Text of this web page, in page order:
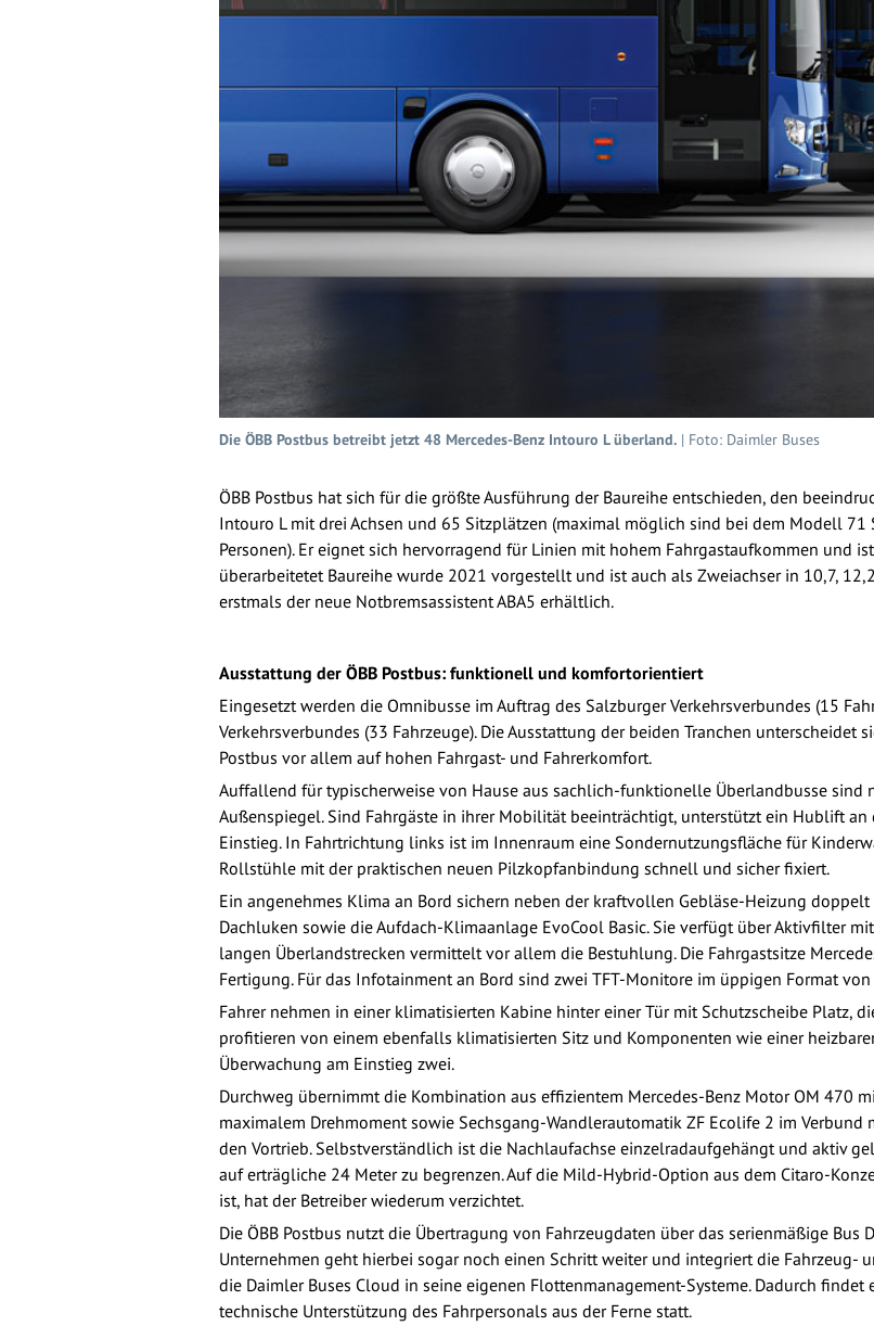
Die ÖBB Postbus betreibt jetzt 48 Mercedes-Benz Intouro L überland. | Foto: Daimler Buses
ÖBB Postbus hat sich für die größte Ausführung der Baureihe entschieden, den
Intouro L mit drei Achsen und 65 Sitzplätzen (maximal möglich sind bei dem Modell
Personen). Er eignet sich hervorragend für Linien mit hohem Fahrgastaufkommen und
überarbeitetet Baureihe wurde 2021 vorgestellt und ist auch als Zweiachser in 10,7,
erstmals der neue Notbremsassistent ABA5 erhältlich.
Ausstattung der ÖBB Postbus: funktionell und komfortorientiert
Eingesetzt werden die Omnibusse im Auftrag des Salzburger Verkehrsverbundes (15
Verkehrsverbundes (33 Fahrzeuge). Die Ausstattung der beiden Tranchen unterscheidet
Postbus vor allem auf hohen Fahrgast- und Fahrerkomfort.
Auffallend für typischerweise von Hause aus sachlich-funktionelle Überlandbusse sind
Außenspiegel. Sind Fahrgäste in ihrer Mobilität beeinträchtigt, unterstützt ein Hublift
Einstieg. In Fahrtrichtung links ist im Innenraum eine Sondernutzungsfläche für
Rollstühle mit der praktischen neuen Pilzkopfanbindung schnell und sicher fixiert.
Ein angenehmes Klima an Bord sichern neben der kraftvollen Gebläse-Heizung
Dachluken sowie die Aufdach-Klimaanlage EvoCool Basic. Sie verfügt über Aktivfilter
langen Überlandstrecken vermittelt vor allem die Bestuhlung. Die Fahrgastsitze
Fertigung. Für das Infotainment an Bord sind zwei TFT-Monitore im üppigen Format
Fahrer nehmen in einer klimatisierten Kabine hinter einer Tür mit Schutzscheibe Platz,
profitieren von einem ebenfalls klimatisierten Sitz und Komponenten wie einer
Überwachung am Einstieg zwei.
Durchweg übernimmt die Kombination aus effizientem Mercedes-Benz Motor OM 470
maximalem Drehmoment sowie Sechsgang-Wandlerautomatik ZF Ecolife 2 im Verbund
den Vortrieb. Selbstverständlich ist die Nachlaufachse einzelradaufgehängt und aktiv
auf erträgliche 24 Meter zu begrenzen. Auf die Mild-Hybrid-Option aus dem Citaro-
ist, hat der Betreiber wiederum verzichtet.
Die ÖBB Postbus nutzt die Übertragung von Fahrzeugdaten über das serienmäßige Bus
Unternehmen geht hierbei sogar noch einen Schritt weiter und integriert die Fahrzeug-
die Daimler Buses Cloud in seine eigenen Flottenmanagement-Systeme. Dadurch
technische Unterstützung des Fahrpersonals aus der Ferne statt.